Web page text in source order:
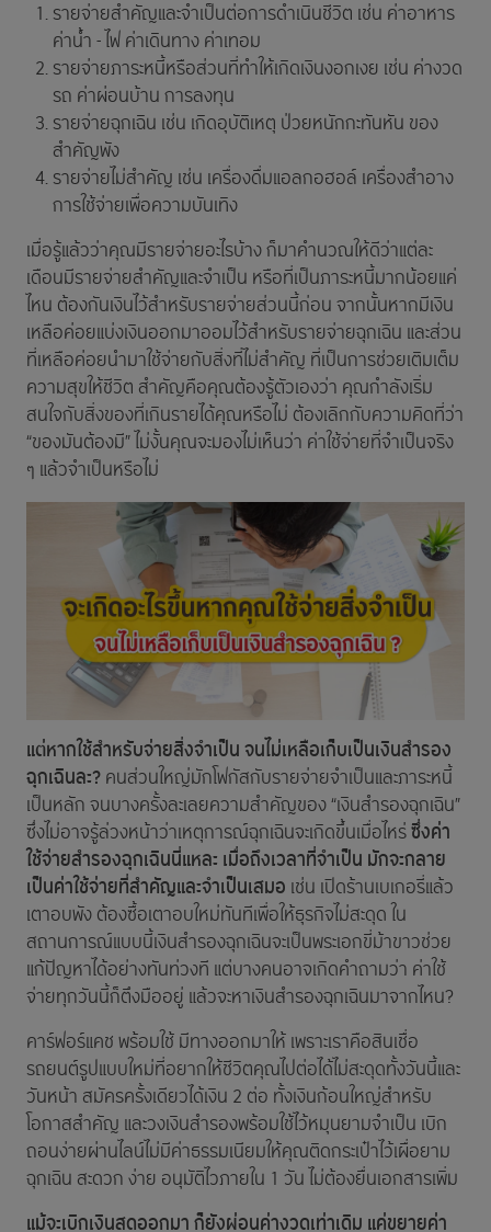
รายจ่ายสำคัญและจำเป็นต่อการดำเนินชีวิต เช่น ค่าอาหาร
ค่าน้ำ - ไฟ ค่าเดินทาง ค่าเทอม
รายจ่ายภาระหนี้หรือส่วนที่ทำให้เกิดเงินงอกเงย เช่น ค่างวด
รถ ค่าผ่อนบ้าน การลงทุน
รายจ่ายฉุกเฉิน เช่น เกิดอุบัติเหตุ ป่วยหนักกะทันหัน ของ
สำคัญพัง
รายจ่ายไม่สำคัญ เช่น เครื่องดื่มแอลกอฮอล์ เครื่องสำอาง
การใช้จ่ายเพื่อความบันเทิง
เมื่อรู้แล้วว่าคุณมีรายจ่ายอะไรบ้าง ก็มาคำนวณให้ดีว่าแต่ละ
เดือนมีรายจ่ายสำคัญและจำเป็น หรือที่เป็นภาระหนี้มากน้อยแค่
ไหน ต้องกันเงินไว้สำหรับรายจ่ายส่วนนี้ก่อน จากนั้นหากมีเงิน
เหลือค่อยแบ่งเงินออกมาออมไว้สำหรับรายจ่ายฉุกเฉิน และส่วน
ที่เหลือค่อยนำมาใช้จ่ายกับสิ่งที่ไม่สำคัญ ที่เป็นการช่วยเติมเต็ม
ความสุขให้ชีวิต สำคัญคือคุณต้องรู้ตัวเองว่า คุณกำลังเริ่ม
สนใจกับสิ่งของที่เกินรายได้คุณหรือไม่ ต้องเลิกกับความคิดที่ว่า
“ของมันต้องมี” ไม่งั้นคุณจะมองไม่เห็นว่า ค่าใช้จ่ายที่จำเป็นจริง
ๆ แล้วจำเป็นหรือไม่
แต่หากใช้สำหรับจ่ายสิ่งจำเป็น จนไม่เหลือเก็บเป็นเงินสำรอง
ฉุกเฉินละ? คนส่วนใหญ่มักโฟกัสกับรายจ่ายจำเป็นและภาระหนี้
เป็นหลัก จนบางครั้งละเลยความสำคัญของ “เงินสำรองฉุกเฉิน”
ซึ่งไม่อาจรู้ล่วงหน้าว่าเหตุการณ์ฉุกเฉินจะเกิดขึ้นเมื่อไหร่ซึ่งค่า
ใช้จ่ายสำรองฉุกเฉินนี่แหละ เมื่อถึงเวลาที่จำเป็น มักจะกลาย
เป็นค่าใช้จ่ายที่สำคัญและจำเป็นเสมอ เช่น เปิดร้านเบเกอรี่แล้ว
เตาอบพัง ต้องซื้อเตาอบใหม่ทันทีเพื่อให้ธุรกิจไม่สะดุด ใน
สถานการณ์แบบนี้เงินสำรองฉุกเฉินจะเป็นพระเอกขี่ม้าขาวช่วย
แก้ปัญหาได้อย่างทันท่วงที แต่บางคนอาจเกิดคำถามว่า ค่าใช้
จ่ายทุกวันนี้ก็ตึงมืออยู่ แล้วจะหาเงินสำรองฉุกเฉินมาจากไหน?
คาร์ฟอร์แคช พร้อมใช้ มีทางออกมาให้ เพราะเราคือสินเชื่อ
รถยนต์รูปแบบใหม่ที่อยากให้ชีวิตคุณไปต่อได้ไม่สะดุดทั้งวันนี้และ
วันหน้า สมัครครั้งเดียวได้เงิน 2 ต่อ ทั้งเงินก้อนใหญ่สำหรับ
โอกาสสำคัญ และวงเงินสำรองพร้อมใช้ไว้หมุนยามจำเป็น เบิก
ถอนง่ายผ่านไลน์ไม่มีค่าธรรมเนียมให้คุณติดกระเป๋าไว้เผื่อยาม
ฉุกเฉิน สะดวก ง่าย อนุมัติไวภายใน 1 วัน ไม่ต้องยื่นเอกสารเพิ่ม
แม้จะเบิกเงินสดออกมา ก็ยังผ่อนค่างวดเท่าเดิม แค่ขยายค่า